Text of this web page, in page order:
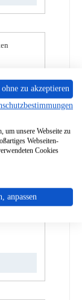
zu akzeptieren
um unsere Webseite zu
Webseiten-
Cookies
anpassen